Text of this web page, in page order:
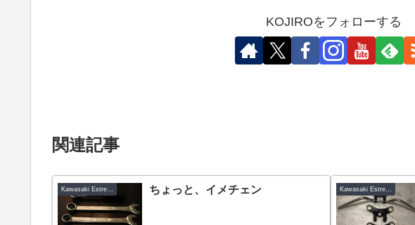
KOJIROをフォローする
関連記事
Kawasaki Estrella-C6 ちょっと、イメチェン Kawasaki Estrella-C6